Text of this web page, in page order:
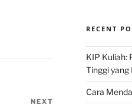
NEXT
RECENT
KIP Kuliah:
Tinggi
Cara